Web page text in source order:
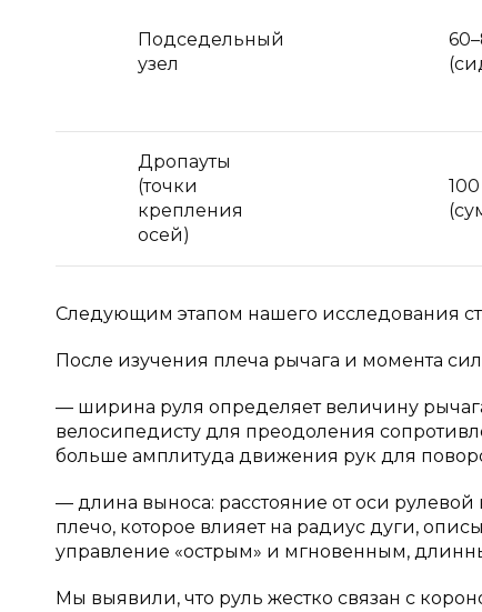
Подседельный
узел
Дропауты
(точки
крепления
осей)
100
Следующим этапом нашего исследования
После изучения плеча рычага и момента
— ширина руля определяет величину
велосипедисту для преодоления
больше амплитуда движения рук для
— длина выноса: расстояние от оси
плечо, которое влияет на радиус дуги,
управление «острым» и мгновенным,
Мы выявили, что руль жестко связан с